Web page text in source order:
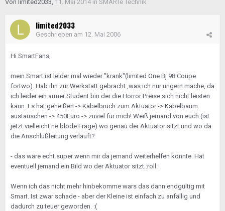
Von limited2033, 11. Mai 2014 in SMARTe Technik
limited2033
Geschrieben am 12. Mai 2006
Hi SmartFans,
mein Smart ist leider mal wieder "krank"(limited One Bj 98 Coupe
fortwo). Hab ihn zur Werkstatt gebracht ,was ich nur ungern mache, da
ich leider ein armer Student bin der die Horror Preise sich nicht leisten
kann. Es hat geheißen -> Kabelbruch zum Aktuator -> Kabelbaum
austauschen -> 450Euro -> zuviel für mich! Weiß jemand von euch (ist
jetzt vielleicht ne blöde Frage) wo genau der Aktuator sitzt und wo da
die Anschlußleitung verläuft?
- das wäre echt super wenn mir da jemand weiterhelfen könnte. Hat
eventuell jemand ein Bild wo der Aktuator sitzt.:roll:
Wenn ich das nicht mehr hinbekomme wars das dann endgültig mit
Smart. Ist zwar schade - aber der Kleine ist einfach zu anfällig und
dadurch zu teuer geworden. :(